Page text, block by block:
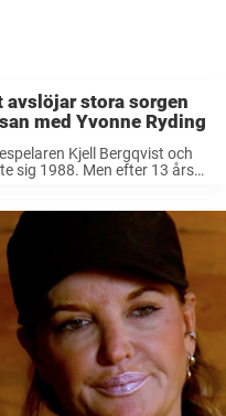
avslöjar stora sorgen
med Yvonne Ryding
Kjell Bergqvist och
sig 1988. Men efter 13 års
i onsdagens ”Renées ...